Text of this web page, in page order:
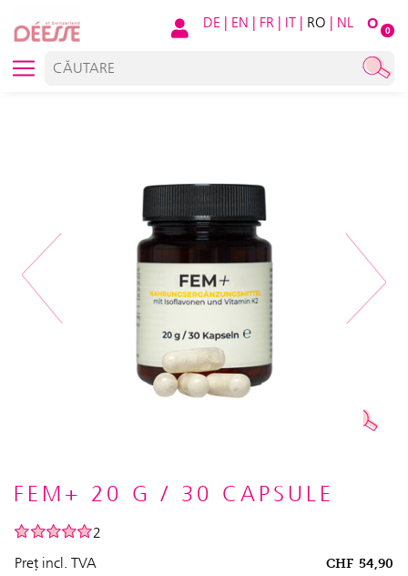
O 0
DE | EN | FR | IT | RO | NL
Next
FEM+ 20 G / 30 CAPSULE
2
Preț incl. TVA
CHF 54,90